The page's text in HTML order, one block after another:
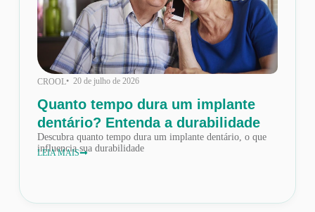
CROOL• 20 de julho de 2026
Quanto tempo dura um implante
dentário? Entenda a durabilidade
Descubra quanto tempo dura um implante dentário, o que
influencia sua durabilidade
LEIA MAIS